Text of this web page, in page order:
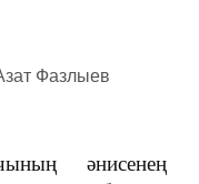
әнисенең